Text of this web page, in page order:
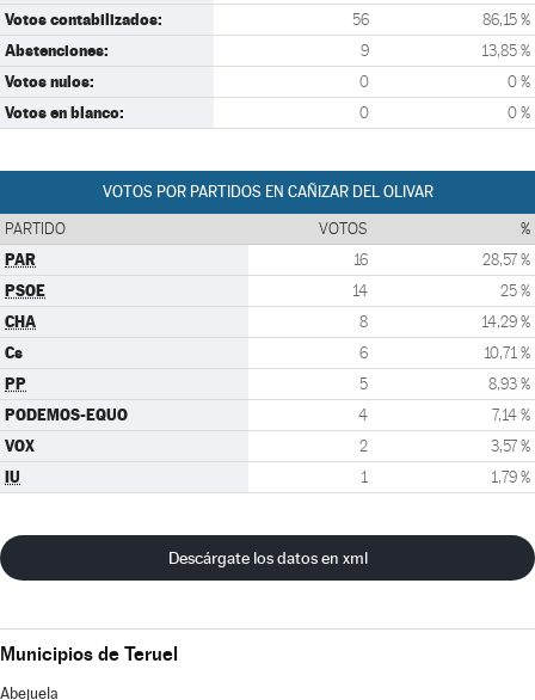
Votos contabilizados: 56 86,15 %
Abstenciones: 9 13,85 %
Votos nulos: 0 0 %
Votos en blanco: 0 0 %
VOTOS POR PARTIDOS EN CAÑIZAR DEL OLIVAR
PARTIDO VOTOS %
PAR 16 28,57 %
PSOE 14 25 %
CHA 8 14,29 %
Cs 6 10,71 %
PP 5 8,93 %
PODEMOS-EQUO 4 7,14 %
VOX 2 3,57 %
IU 1 1,79 %
Descárgate los datos en xml
Municipios de Teruel
Abejuela